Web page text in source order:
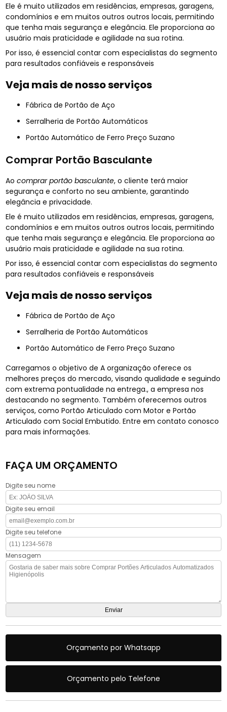
Ele é muito utilizados em residências, empresas, garagens,
condomínios e em muitos outros outros locais, permitindo
que tenha mais segurança e elegância. Ele proporciona ao
usuário mais praticidade e agilidade na sua rotina.
Por isso, é essencial contar com especialistas do segmento
para resultados confiáveis e responsáveis
Veja mais de nosso serviços
Fábrica de Portão de Aço
Serralheria de Portão Automáticos
Portão Automático de Ferro Preço Suzano
Comprar Portão Basculante
Aocomprar portão basculante, o cliente terá maior
segurança e conforto no seu ambiente, garantindo
elegância e privacidade.
Ele é muito utilizados em residências, empresas, garagens,
condomínios e em muitos outros outros locais, permitindo
que tenha mais segurança e elegância. Ele proporciona ao
usuário mais praticidade e agilidade na sua rotina.
Por isso, é essencial contar com especialistas do segmento
para resultados confiáveis e responsáveis
Veja mais de nosso serviços
Fábrica de Portão de Aço
Serralheria de Portão Automáticos
Portão Automático de Ferro Preço Suzano
Carregamos o objetivo de A organização oferece os
melhores preços do mercado, visando qualidade e seguindo
com extrema pontualidade na entrega., a empresa nos
destacando no segmento. Também oferecemos outros
serviços, como Portão Articulado com Motor e Portão
Articulado com Social Embutido. Entre em contato conosco
para mais informações.
FAÇA UM ORÇAMENTO
Digite seu nome
Digite seu email
Digite seu telefone
Mensagem
Orçamento por Whatsapp
Orçamento pelo Telefone